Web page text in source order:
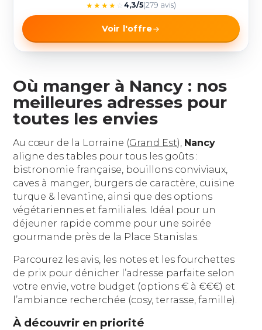
★★★★ 4,3/5(279 avis)
Voir l'offre
Où manger à Nancy : nos
meilleures adresses pour
toutes les envies
Au cœur de la Lorraine (Grand Est), Nancy
aligne des tables pour tous les goûts :
bistronomie française, bouillons conviviaux,
caves à manger, burgers de caractère, cuisine
turque & levantine, ainsi que des options
végétariennes et familiales. Idéal pour un
déjeuner rapide comme pour une soirée
gourmande près de la Place Stanislas.
Parcourez les avis, les notes et les fourchettes
de prix pour dénicher l’adresse parfaite selon
votre envie, votre budget (options € à €€€) et
l’ambiance recherchée (cosy, terrasse, famille).
À découvrir en priorité